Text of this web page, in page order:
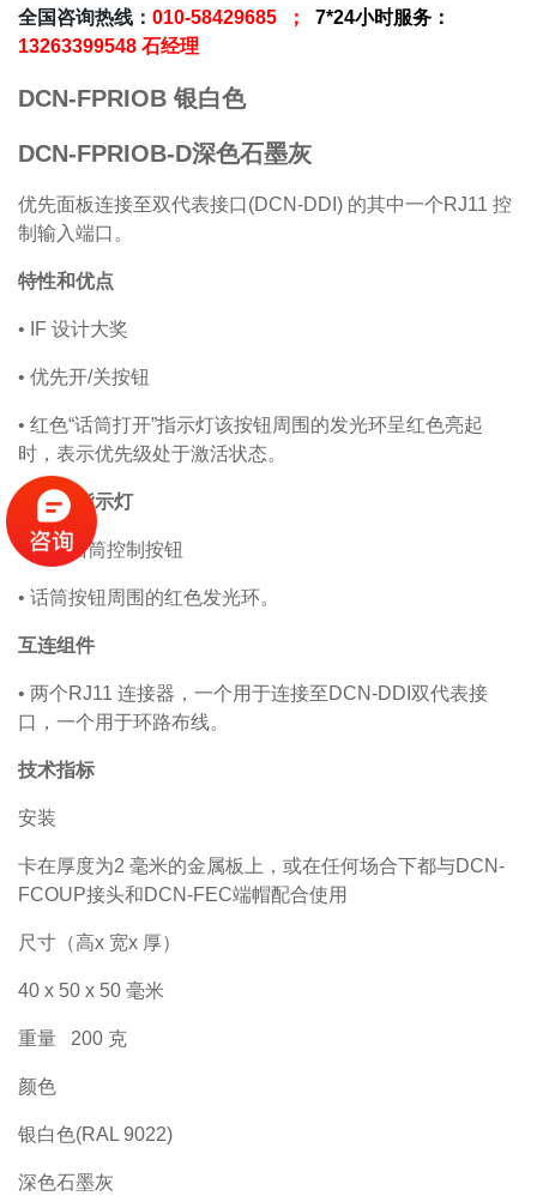
全国咨询热线： 010-58429685 ； 7*24小时服务：
13263399548 石经理
DCN-FPRIOB 银白色
DCN-FPRIOB-D深色石墨灰
优先面板连接至双代表接口(DCN-DDI) 的其中一个RJ11 控
制输入端口。
特性和优点
• IF 设计大奖
• 优先开/关按钮
• 红色“话筒打开”指示灯该按钮周围的发光环呈红色亮起
时，表示优先级处于激活状态。
控件和指示灯
• 一个话筒控制按钮
• 话筒按钮周围的红色发光环。
互连组件
• 两个RJ11 连接器，一个用于连接至DCN-DDI双代表接
口，一个用于环路布线。
技术指标
安装
卡在厚度为2 毫米的金属板上，或在任何场合下都与DCN-
FCOUP接头和DCN-FEC端帽配合使用
尺寸（高x 宽x 厚）
40 x 50 x 50 毫米
重量 200 克
颜色
银白色(RAL 9022)
深色石墨灰